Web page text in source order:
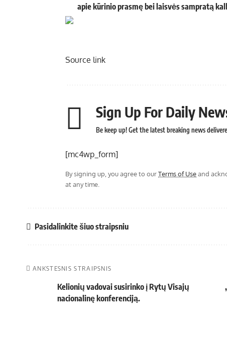
apie kūrinio prasmę bei laisvės sampratą
Source link
Sign Up For Daily
Be keep up! Get the latest breaking news
[mc4wp_form]
By signing up, you agree to ourTerms of Useand
at any time.
Pasidalinkite šiuo straipsniu
ANKSTESNIS STRAIPSNIS
Kelionių vadovai susirinko į Rytų Visajų
nacionalinę konferenciją.